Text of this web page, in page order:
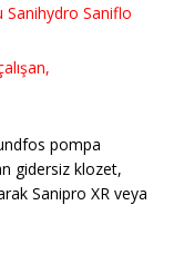
Sanihydro Saniflo
pompa
gidersiz klozet,
Sanipro XR veya